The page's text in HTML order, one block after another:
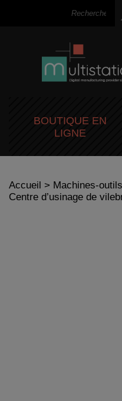
BOUTIQUE EN
LIGNE
Accueil > Machines-outils
Centre d’usinage de